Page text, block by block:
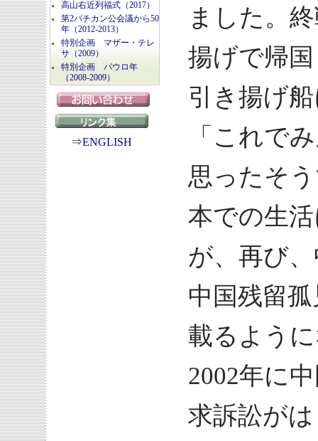
高山右近列福式（2017）
第2バチカン公会議から50
年（2012-2013）
特別企画 マザー・テレ
サ（2009）
特別企画 パウロ年
（2008-2009）
⇒ENGLISH
ました。
揚げで帰
引き揚げ
「これで
思ったそ
本での生
が、再び
中国残留
載るよう
2002年に
求訴訟が